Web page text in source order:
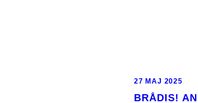
27 MAJ 2025
BRÅDIS!